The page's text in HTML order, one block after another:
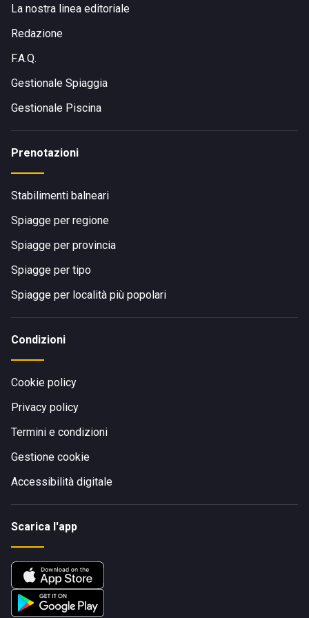
La nostra linea editoriale
Redazione
F.A.Q.
Gestionale Spiaggia
Gestionale Piscina
Prenotazioni
Stabilimenti balneari
Spiagge per regione
Spiagge per provincia
Spiagge per tipo
Spiagge per località più popolari
Condizioni
Cookie policy
Privacy policy
Termini e condizioni
Gestione cookie
Accessibilità digitale
Scarica l'app